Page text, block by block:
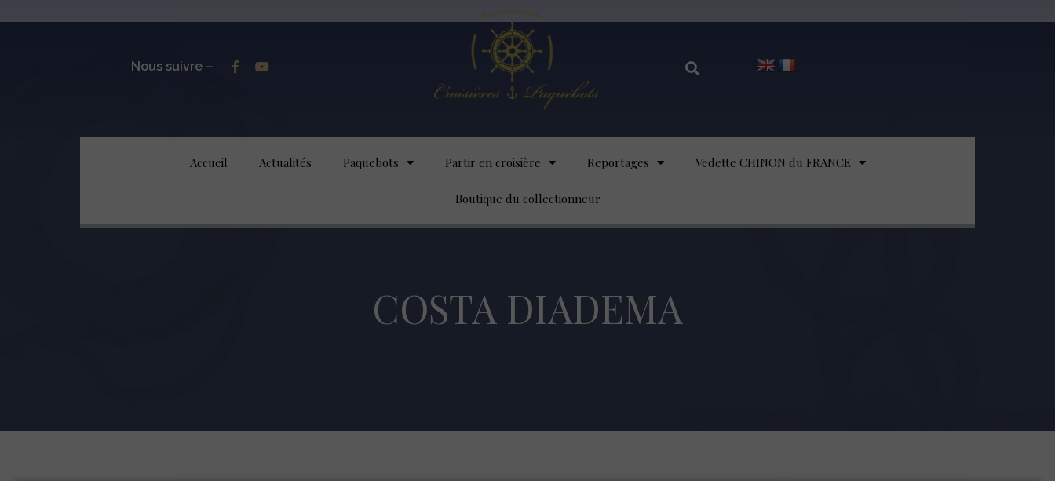
Nous suivre –
Accueil Actualités Paquebots Partir en croisière Reportages Vedette CHINON du FRANCE
Boutique du collectionneur
COSTA DIADEMA